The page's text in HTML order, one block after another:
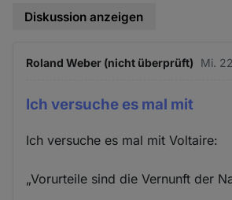
Diskussion anzeigen
Roland Weber (nicht überprüft) Mi.
Ich versuche es mal mit
Ich versuche es mal mit Voltaire:
„Vorurteile sind die Vernunft der